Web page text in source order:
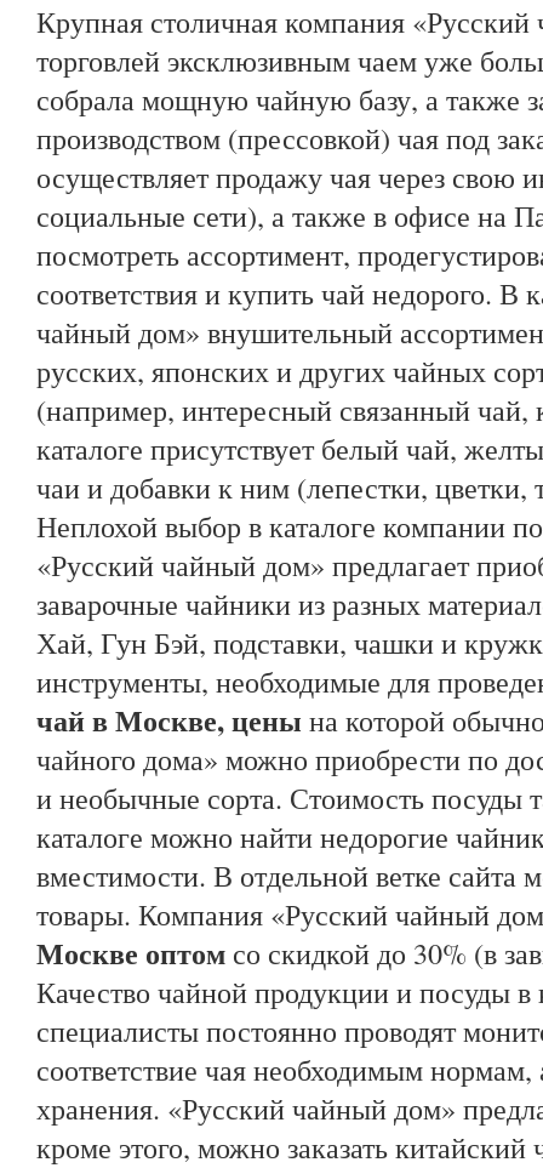
Крупная столичная компания
торговлей эксклюзивным чаем уже
собрала мощную чайную базу, а также
производством (прессовкой) чая под
осуществляет продажу чая через свою
социальные сети), а также в офисе на
посмотреть ассортимент,
соответствия и купить чай недорого. В
чайный дом» внушительный
русских, японских и других чайных
(например, интересный связанный
каталоге присутствует белый чай,
чаи и добавки к ним (лепестки, цветки,
Неплохой выбор в каталоге компании
«Русский чайный дом» предлагает
заварочные чайники из разных
Хай, Гун Бэй, подставки, чашки и
инструменты, необходимые для
чай в Москве, цены на которой
чайного дома» можно приобрести по
и необычные сорта. Стоимость посуды
каталоге можно найти недорогие
вместимости. В отдельной ветке
товары. Компания «Русский чайный
Москве оптом со скидкой до 30% (в
Качество чайной продукции и посуды
специалисты постоянно проводят
соответствие чая необходимым
хранения. «Русский чайный дом»
кроме этого, можно заказать китайский